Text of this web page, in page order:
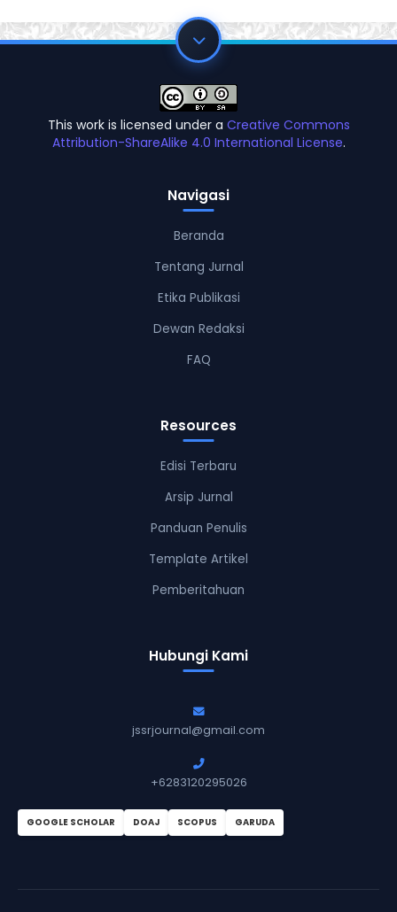
This work is licensed under a Creative Commons
Attribution-ShareAlike 4.0 International License.
Navigasi
Beranda
Tentang Jurnal
Etika Publikasi
Dewan Redaksi
FAQ
Resources
Edisi Terbaru
Arsip Jurnal
Panduan Penulis
Template Artikel
Pemberitahuan
Hubungi Kami
jssrjournal@gmail.com
+6283120295026
GOOGLE SCHOLAR DOAJ SCOPUS GARUDA